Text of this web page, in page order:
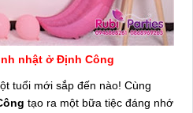
nhật ở Định Công
tuổi mới sắp đến nào! Cùng
tạo ra một bữa tiệc đáng nhớ